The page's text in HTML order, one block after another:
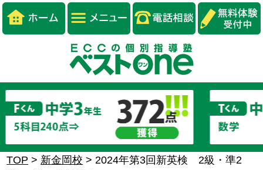
TOP > 新金岡校 >2024年第3回新英検 2級・準2